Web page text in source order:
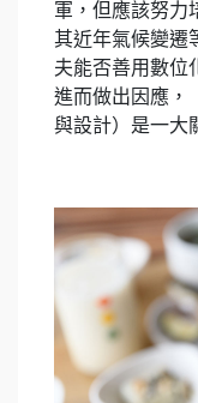
軍，但應該努力
其近年氣候變遷
夫能否善用數位
進而做出因應，
與設計）是一大